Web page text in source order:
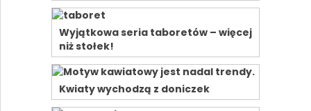
Wyjątkowa seria taboretów – więcej
niż stołek!
Kwiaty wychodzą z doniczek